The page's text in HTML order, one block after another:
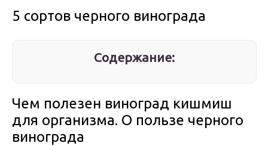
5 сортов черного винограда
Содержание:
Чем полезен виноград кишмиш
для организма. О пользе черного
винограда